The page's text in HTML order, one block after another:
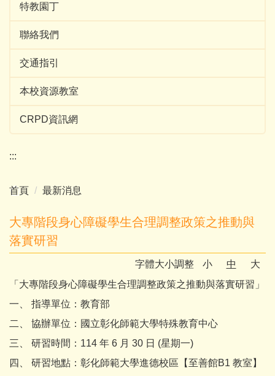
特教園丁
聯絡我們
交通指引
本校資源教室
CRPD資訊網
:::
首頁 最新消息
大專階段身心障礙學生合理調整政策之推動與
落實研習
字體大小調整 小 中
大
「大專階段身心障礙學生合理調整政策之推動與落實研習」
一、 指導單位：教育部
二、 協辦單位：國立彰化師範大學特殊教育中心
三、 研習時間：114 年 6 月 30 日 (星期一)
四、 研習地點：彰化師範大學進德校區【至善館B1 教室】